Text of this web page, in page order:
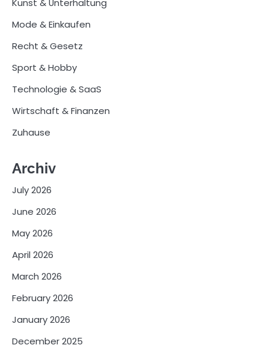
Kunst & Unterhaltung
Mode & Einkaufen
Recht & Gesetz
Sport & Hobby
Technologie & SaaS
Wirtschaft & Finanzen
Zuhause
Archiv
July 2026
June 2026
May 2026
April 2026
March 2026
February 2026
January 2026
December 2025